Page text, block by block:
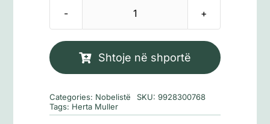
Sasi
e
Zemrës
Shtoje në shportë
Categories: Nobelistë SKU:9928300768
Tags: Herta Muller